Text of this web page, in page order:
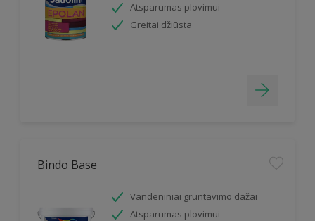
Atsparumas plovimui
Greitai džiūsta
Bindo Base
Vandeniniai gruntavimo dažai
Atsparumas plovimui